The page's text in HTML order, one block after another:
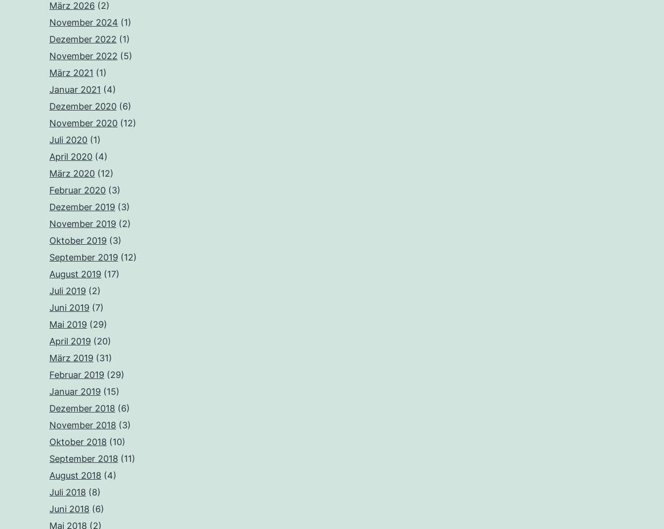
März 2026 (2)
November 2024 (1)
Dezember 2022 (1)
November 2022 (5)
März 2021 (1)
Januar 2021 (4)
Dezember 2020 (6)
November 2020 (12)
Juli 2020 (1)
April 2020 (4)
März 2020 (12)
Februar 2020 (3)
Dezember 2019 (3)
November 2019 (2)
Oktober 2019 (3)
September 2019 (12)
August 2019 (17)
Juli 2019 (2)
Juni 2019 (7)
Mai 2019 (29)
April 2019 (20)
März 2019 (31)
Februar 2019 (29)
Januar 2019 (15)
Dezember 2018 (6)
November 2018 (3)
Oktober 2018 (10)
September 2018 (11)
August 2018 (4)
Juli 2018 (8)
Juni 2018 (6)
Mai 2018 (2)